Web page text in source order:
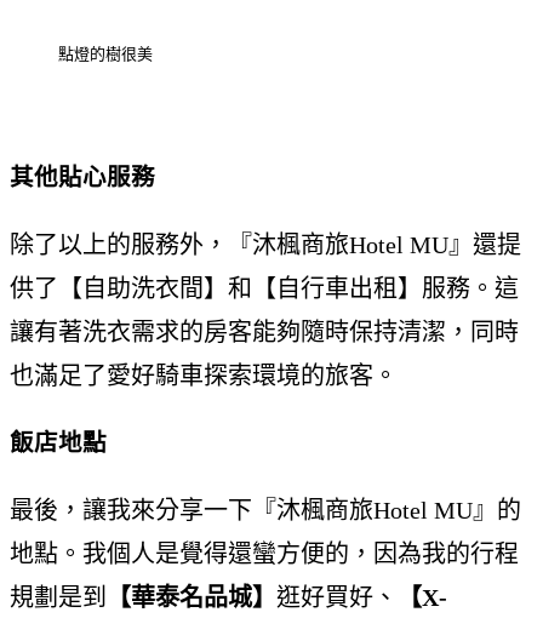
點燈的樹很美
其他貼心服務
除了以上的服務外，『沐楓商旅Hotel MU』還提
供了【自助洗衣間】和【自行車出租】服務。這
讓有著洗衣需求的房客能夠隨時保持清潔，同時
也滿足了愛好騎車探索環境的旅客。
飯店地點
最後，讓我來分享一下『沐楓商旅Hotel MU』的
地點。我個人是覺得還蠻方便的，因為我的行程
規劃是到
【華泰名品城】 逛好買好、
【X-